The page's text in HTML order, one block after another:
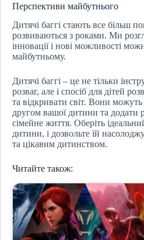
Перспективи майбутнього
Дитячі баггі стають все більш
розвиваються з роками. Ми
інновації і нові можливості
майбутньому.
Дитячі баггі – це не тільки
розваг, але і спосіб для дітей
та відкривати світ. Вони
другом вашої дитини та додати
сімейне життя. Оберіть
дитини, і дозвольте їй
та цікавим дитинством.
Читайте також: